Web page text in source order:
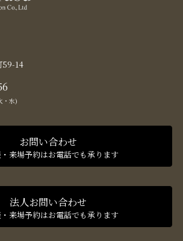
59-14
・水)
お問い合わせ
来場予約はお電話でも承ります
法人お問い合わせ
来場予約はお電話でも承ります